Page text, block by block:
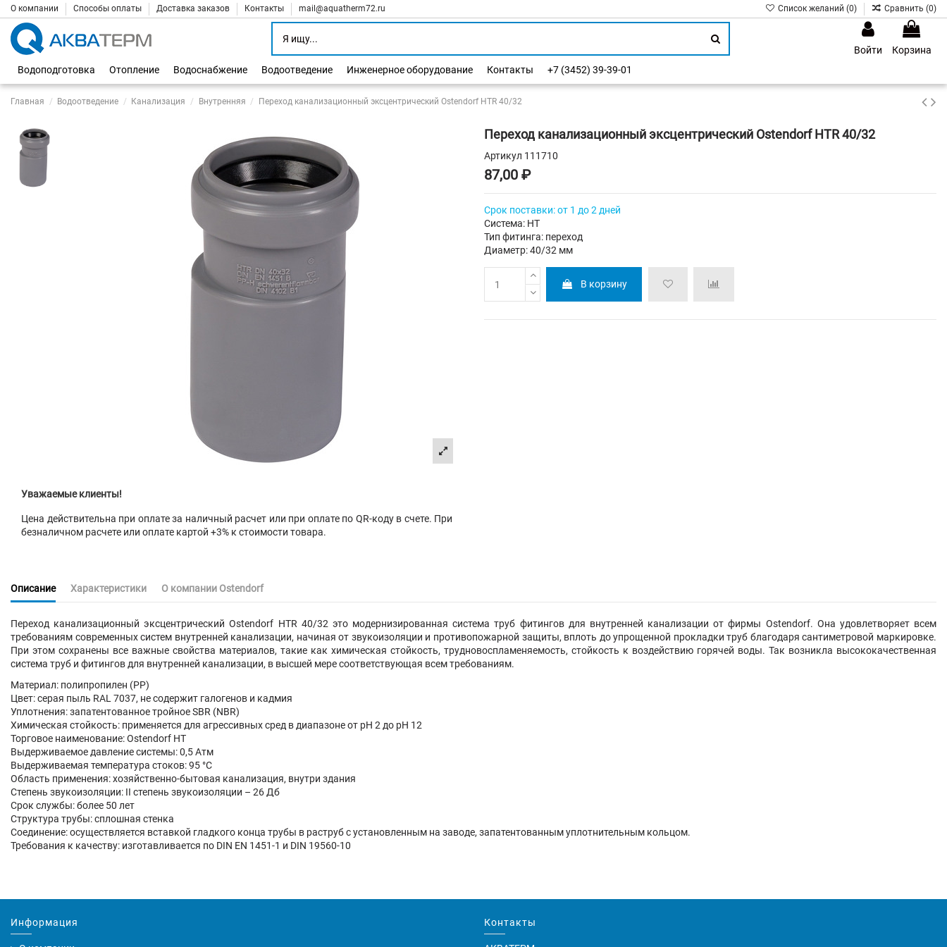
О компании Способы оплаты Доставка заказов Контакты mail@aquatherm72.ru Список желаний (0) Сравнить (0)
Войти
Корзина
Водоподготовка
Отопление Водоснабжение Водоотведение Инженерное оборудование Контакты +7 (3452) 39-39-01
Главная Водоотведение Канализация Внутренняя Переход канализационный эксцентрический Ostendorf HTR 40/32
Уважаемые клиенты!
Цена действительна при оплате за наличный расчет или при оплате по QR-коду в счете. При
безналичном расчете или оплате картой +3% к стоимости товара.
Переход канализационный эксцентрический Ostendorf HTR 40/32
Артикул 111710
87,00 ₽
Срок поставки: от 1 до 2 дней
Система: HT
Тип фитинга: переход
Диаметр: 40/32 мм
В корзину
Описание Характеристики О компании Ostendorf
Переход канализационный эксцентрический Ostendorf HTR 40/32 это модернизированная система труб фитингов для внутренней канализации от фирмы Ostendorf. Она удовлетворяет всем
требованиям современных систем внутренней канализации, начиная от звукоизоляции и противопожарной защиты, вплоть до упрощенной прокладки труб благодаря сантиметровой маркировке.
При этом сохранены все важные свойства материалов, такие как химическая стойкость, трудновоспламеняемость, стойкость к воздействию горячей воды. Так возникла высококачественная
система труб и фитингов для внутренней канализации, в высшей мере соответствующая всем требованиям.
Материал: полипропилен (PP)
Цвет: серая пыль RAL 7037, не содержит галогенов и кадмия
Уплотнения: запатентованное тройное SBR (NBR)
Химическая стойкость: применяется для агрессивных сред в диапазоне от pH 2 до pH 12
Торговое наименование: Ostendorf HT
Выдерживаемое давление системы: 0,5 Атм
Выдерживаемая температура стоков: 95 °C
Область применения: хозяйственно-бытовая канализация, внутри здания
Степень звукоизоляции: II степень звукоизоляции – 26 Дб
Срок службы: более 50 лет
Структура трубы: сплошная стенка
Соединение: осуществляется вставкой гладкого конца трубы в раструб с установленным на заводе, запатентованным уплотнительным кольцом.
Требования к качеству: изготавливается по DIN EN 1451-1 и DIN 19560-10
Информация Контакты